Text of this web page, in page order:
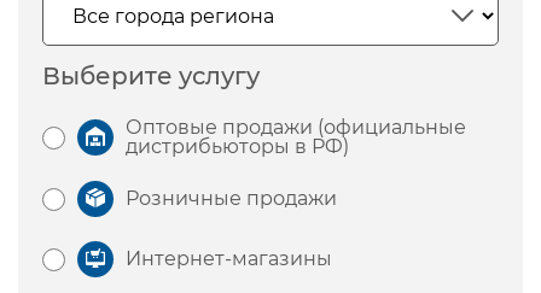
Выберите услугу
Оптовые продажи (официальные
дистрибьюторы в РФ)
Розничные продажи
Интернет-магазины